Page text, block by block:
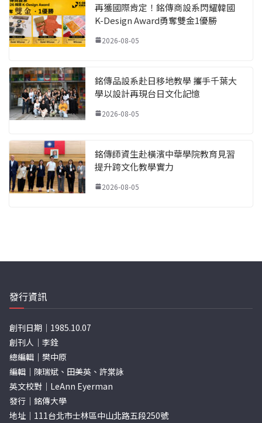
再獲國際肯定！銘傳商設系閃耀韓國
K-Design Award勇奪雙金1優勝
2026-08-05
銘傳品設系赴日移地教學 攜手千葉大
學以設計再現台日文化記憶
2026-08-05
銘傳師資生赴橫濱中華學院教育見習
提升跨文化教學實力
2026-08-05
發行資訊
創刊日期｜1985.10.07
創刊人｜李銓
總編輯｜樊中原
編輯｜陳瑞斌、田美英、許棠詠
英文校對｜LeAnn Eyerman
發行｜銘傳大學
地址｜111台北市士林區中山北路五段250號